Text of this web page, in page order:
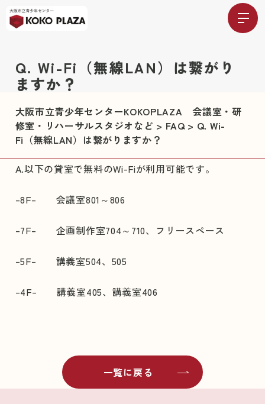
Q. Wi-Fi（無線LAN）は繋がり
ますか？
大阪市立青少年センターKOKOPLAZA 会議室・研
修室・リハーサルスタジオなど > FAQ> Q. Wi-
Fi（無線LAN）は繋がりますか？
A.以下の貸室で無料のWi-Fiが利用可能です。
–8F– 会議室801～806
–7F– 企画制作室704～710、フリースペース
–5F– 講義室504、505
–4F– 講義室405、講義室406
一覧に戻る